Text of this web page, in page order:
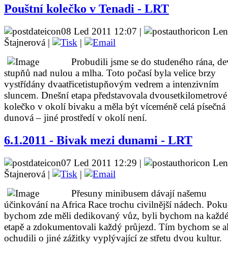
Pouštní kolečko v Tenadi - LRT
08 Led 2011 12:07 |
Štajnerová |
|
Probudili jsme se do studeného rána,
stupňů nad nulou a mlha. Toto počasí byla velice brzy
vystřídány dvaatřicetistupňovým vedrem a intenzivním
sluncem. Dnešní etapa představovala dvousetkilometrové
kolečko v okolí bivaku a měla být víceméně celá písečná
dunová – jiné prostředí v okolí není.
6.1.2011 - Bivak mezi dunami - LRT
07 Led 2011 12:29 |
Štajnerová |
|
Přesuny minibusem dávají našemu
účinkování na Africa Race trochu civilnější nádech.
bychom zde měli dedikovaný vůz, byli bychom na každé
etapě a zdokumentovali každý průjezd. Tím bychom se
ochudili o jiné zážitky vyplývající ze střetu dvou kultur.